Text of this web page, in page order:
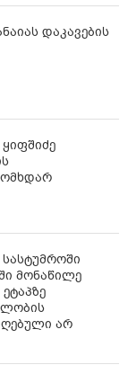
დაკავების
მონაწილე
არ